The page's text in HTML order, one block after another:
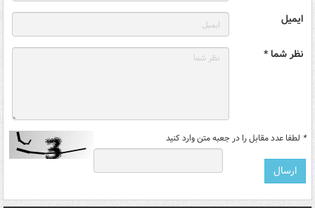
ایمیل
نظر شما *
* لطفا عدد مقابل را در جعبه متن وارد کنید